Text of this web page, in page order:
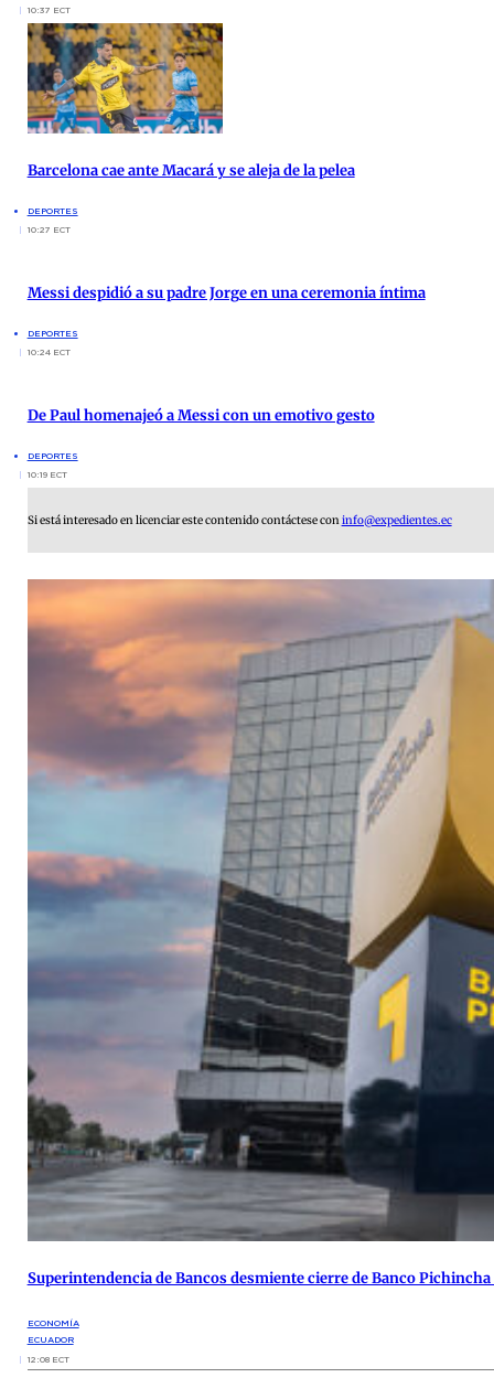
10:37 ECT
Barcelona cae ante Macará y se aleja de la pelea
DEPORTES
10:27 ECT
Messi despidió a su padre Jorge en una ceremonia íntima
DEPORTES
10:24 ECT
De Paul homenajeó a Messi con un emotivo gesto
DEPORTES
10:19 ECT
Si está interesado en licenciar este contenido contáctese coninfo@expedientes.ec
Superintendencia de Bancos desmiente cierre de Banco
ECONOMÍA
ECUADOR
12:08 ECT